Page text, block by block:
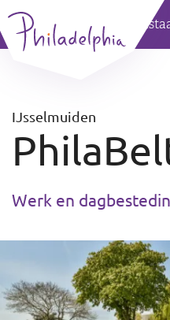
Zet hoog contrast
IJsselmuiden
Werk en